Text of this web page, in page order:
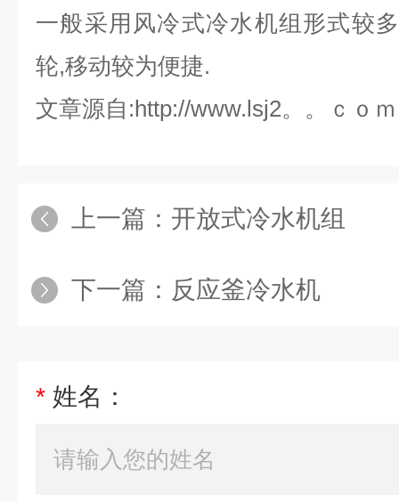
一般采用风冷式冷水机组形式较
轮,移动较为便捷.
文章源自:http://www.lsj2。。ｃｏｍ
上一篇： 开放式冷水机组
下一篇： 反应釜冷水机
* 姓名：